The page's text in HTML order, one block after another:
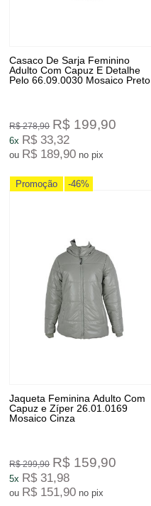
Casaco De Sarja Feminino
Adulto Com Capuz E Detalhe
Pelo 66.09.0030 Mosaico Preto
R$ 278,90 R$ 199,90
6x R$ 33,32
ou R$ 189,90 no pix
Promoção -46%
Jaqueta Feminina Adulto Com
Capuz e Zíper 26.01.0169
Mosaico Cinza
R$ 299,90 R$ 159,90
5x R$ 31,98
ou R$ 151,90 no pix